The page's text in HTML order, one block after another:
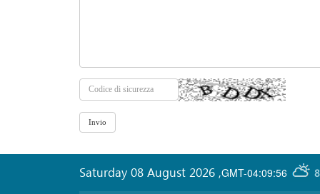
GMT-04:09:56
Saturday 08 August 2026 ,